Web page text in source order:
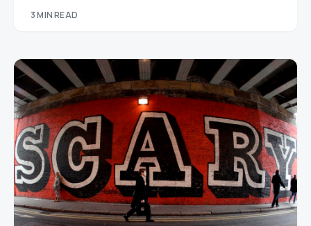
3 MIN READ